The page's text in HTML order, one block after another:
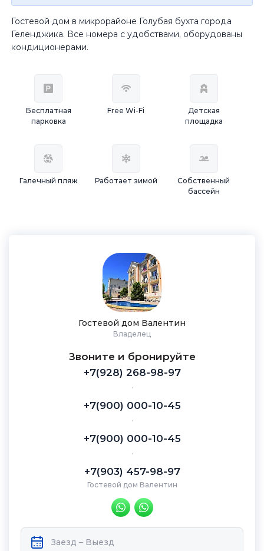
Гостевой дом в микрорайоне Голубая бухта города
Геленджика. Все номера с удобствами, оборудованы
кондиционерами.
Бесплатная
парковка
Free Wi-Fi
Детская
площадка
Галечный пляж Работает зимой
Собственный
бассейн
Гостевой дом Валентин
Владелец
Звоните и бронируйте
+7(928) 268-98-97
.
+7(900) 000-10-45
.
+7(900) 000-10-45
.
+7(903) 457-98-97
Гостевой дом Валентин